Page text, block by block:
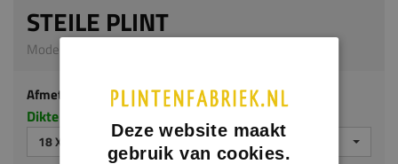
STEILE PLINT
Model 0118 | 18 x 140 mm | MDF v313
Afmeting
Dikte x hoogte in millimeters
18 X 140 MM
Deze website maakt
gebruik van cookies.